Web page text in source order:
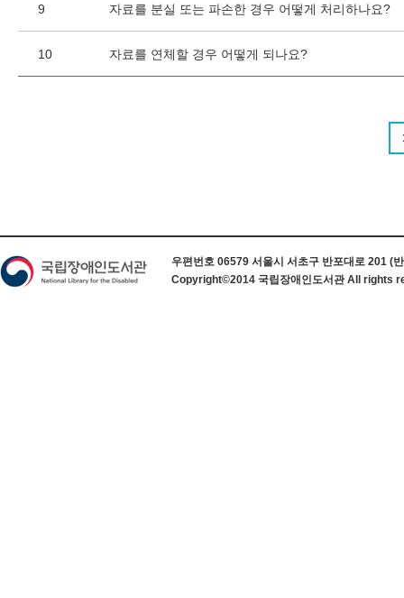
9 자료를 분실 또는 파손한 경우 어떻게 처리하나요?
10 자료를 연체할 경우 어떻게 되나요?
우편번호 06579 서울시 서초구 반포대로 201 (
Copyright©2014 국립장애인도서관 All rights